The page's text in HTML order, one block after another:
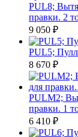
PUL8;
правки. 2
9 050 ₽
PUL5;
8 670 ₽
PULM2;
правки. 1
6 410 ₽